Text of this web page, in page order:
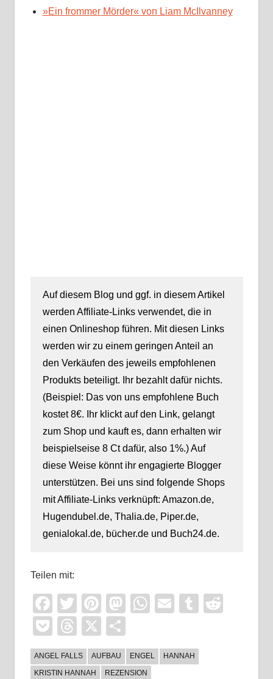
»Ein frommer Mörder« von Liam McIlvanney
Auf diesem Blog und ggf. in diesem Artikel
werden Affiliate-Links verwendet, die in
einen Onlineshop führen. Mit diesen Links
werden wir zu einem geringen Anteil an
den Verkäufen des jeweils empfohlenen
Produkts beteiligt. Ihr bezahlt dafür nichts.
(Beispiel: Das von uns empfohlene Buch
kostet 8€. Ihr klickt auf den Link, gelangt
zum Shop und kauft es, dann erhalten wir
beispielseise 8 Ct dafür, also 1%.) Auf
diese Weise könnt ihr engagierte Blogger
unterstützen. Bei uns sind folgende Shops
mit Affiliate-Links verknüpft: Amazon.de,
Hugendubel.de, Thalia.de, Piper.de,
genialokal.de, bücher.de und Buch24.de.
Teilen mit:
Facebook
TwitterPinterest
Mastodon
WhatsApp
EmailTumblr
PocketThreads
X
ANGEL FALLS AUFBAU ENGEL
HANNAH
KRISTIN HANNAH
REZENSION